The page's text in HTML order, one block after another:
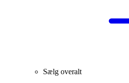
Sælg overalt